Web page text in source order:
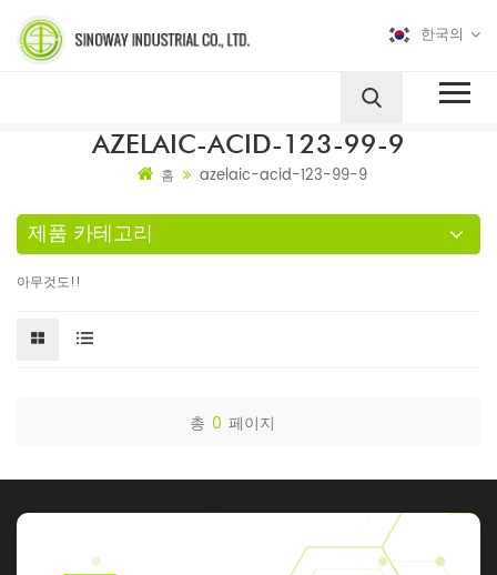
한국의
AZELAIC-ACID-123-99-9
홈 azelaic-acid-123-99-9
제품 카테고리
아무것도!!
총 0 페이지